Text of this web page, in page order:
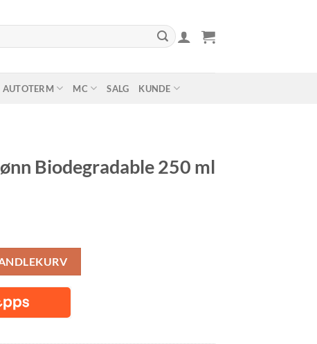
AUTOTERM MC SALG KUNDE
Biodegradable 250 ml